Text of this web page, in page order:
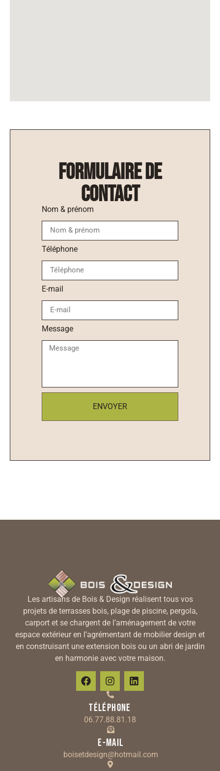
formulaire de
contact
Nom & prénom
Téléphone
E-mail
Message
ENVOYER
Les artisans de Bois & Design réalisent tous vos
projets de terrasses bois, plage de piscine, pergola,
carport et se chargent de l’aménagement de votre
espace extérieur en l’agrémentant de mobilier design et
en construisant une extension bois ou un abri de jardin
en harmonie avec votre maison.
Téléphone
06.77.88.81.18
E-mail
boisetdesign@hotmail.com